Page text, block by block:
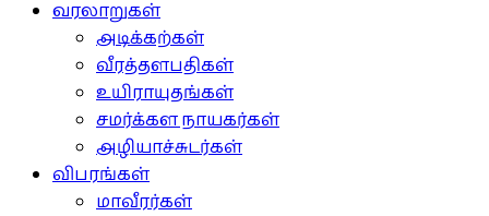
வரலாறுகள்
அடிக்கற்கள்
வீரத்தளபதிகள்
உயிராயுதங்கள்
சமர்க்கள நாயகர்கள்
அழியாச்சுடர்கள்
விபரங்கள்
மாவீரர்கள்